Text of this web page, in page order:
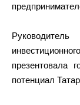
презентовала
потенциал